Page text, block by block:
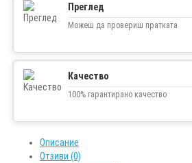
Преглед
Можеш да провериш пратката
Качество
100% гарантирано качество
Описание
Отзиви (0)